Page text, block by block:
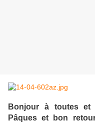
Bonjour à toutes et
Pâques et bon